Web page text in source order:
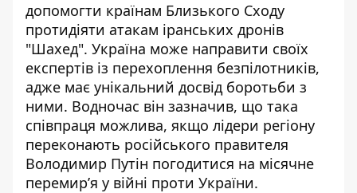
допомогти країнам Близького Сходу
протидіяти атакам іранських дронів
"Шахед". Україна може направити своїх
експертів із перехоплення безпілотників,
адже має унікальний досвід боротьби з
ними. Водночас він зазначив, що така
співпраця можлива, якщо лідери регіону
переконають російського правителя
Володимир Путін погодитися на місячне
перемир’я у війні проти України.